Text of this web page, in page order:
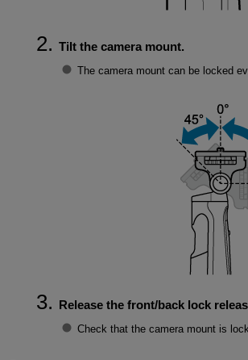
Tilt the camera mount.
The camera mount can be locked
Release the front/back lock
Check that the camera mount is